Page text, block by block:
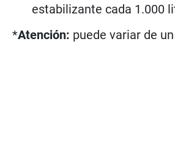
estabilizante cada 1.000
*Atención: puede variar de